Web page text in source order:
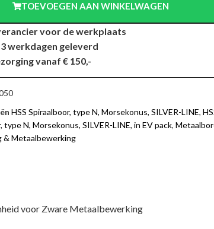
TOEVOEGEN AAN WINKELWAGEN
voor de werkplaats
werkdagen geleverd
vanaf € 150,-
HSS Spiraalboor, type N, Morsekonus, SILVER-LINE,
type N, Morsekonus, SILVER-LINE, in EV pack,
& Metaalbewerking
voor Zware Metaalbewerking